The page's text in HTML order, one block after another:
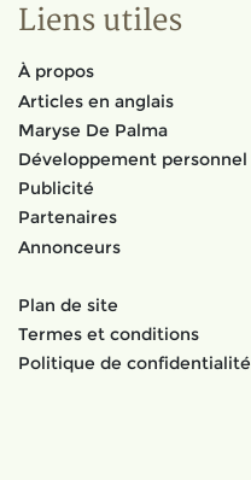
Liens utiles
À propos
Articles en anglais
Maryse De Palma
Développement personnel
Publicité
Partenaires
Annonceurs
Plan de site
Termes et conditions
Politique de confidentialité